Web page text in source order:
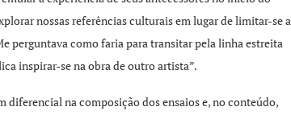
nossas referências culturais em lugar de limitar-se a
perguntava como faria para transitar pela linha estreita
inspirar-se na obra de outro artista”.
diferencial na composição dos ensaios e, no conteúdo,